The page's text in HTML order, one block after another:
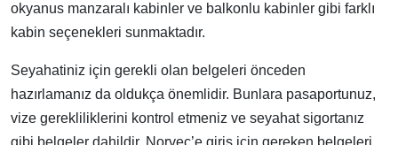
okyanus manzaralı kabinler ve balkonlu kabinler gibi farklı
kabin seçenekleri sunmaktadır.
Seyahatiniz için gerekli olan belgeleri önceden
hazırlamanız da oldukça önemlidir. Bunlara pasaportunuz,
vize gerekliliklerini kontrol etmeniz ve seyahat sigortanız
gibi belgeler dahildir. Norveç’e giriş için gereken belgeleri